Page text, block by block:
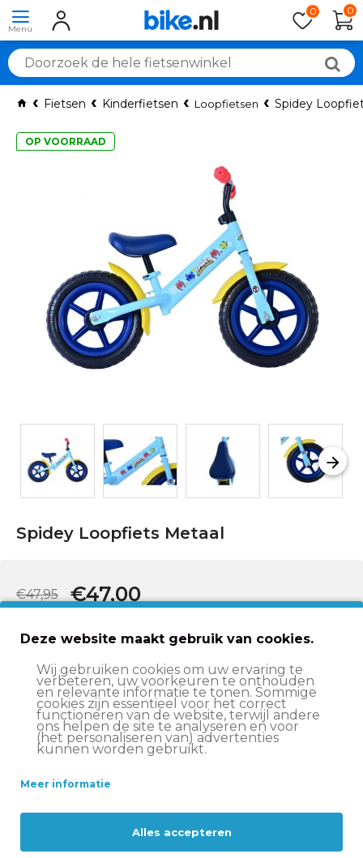
0 0
Fietsen Kinderfietsen Loopfietsen Spidey
OP VOORRAAD
Spidey Loopfiets Metaal
€47,00
€47,95
In winkelwagen
Op werkdagen voor 15:00 besteld, volgende werkdag
in huis*
Let op:op vrijdag voor 11:00 uur besteld = volgende
werkdag in huis
Deze website maakt gebruik van cookies.
Wij gebruiken cookies om uw ervaring te
verbeteren, uw voorkeuren te onthouden
en relevante informatie te tonen. Sommige
cookies zijn essentieel voor het correct
functioneren van de website, terwijl andere
ons helpen de site te analyseren en voor
(het personaliseren van) advertenties
kunnen worden gebruikt.
Meer informatie
Alles accepteren